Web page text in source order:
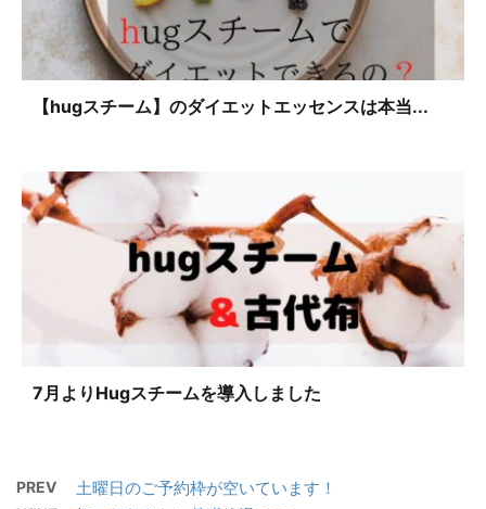
【hugスチーム】のダイエットエッセンスは本当...
7月よりHugスチームを導入しました
PREV 土曜日のご予約枠が空いています！